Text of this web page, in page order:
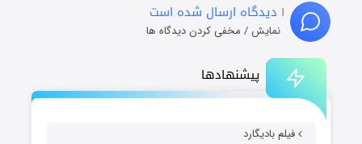
پیشنهادها
فیلم بادیگارد
۱ دیدگاه ارسال شده است
نمایش / مخفی کردن دیدگاه ها